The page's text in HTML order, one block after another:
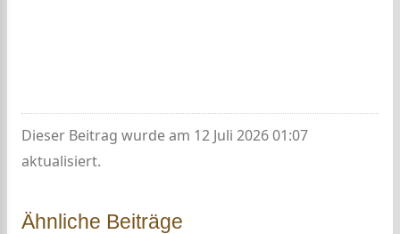
Dieser Beitrag wurde am 12 Juli 2026 01:07
aktualisiert.
Ähnliche Beiträge